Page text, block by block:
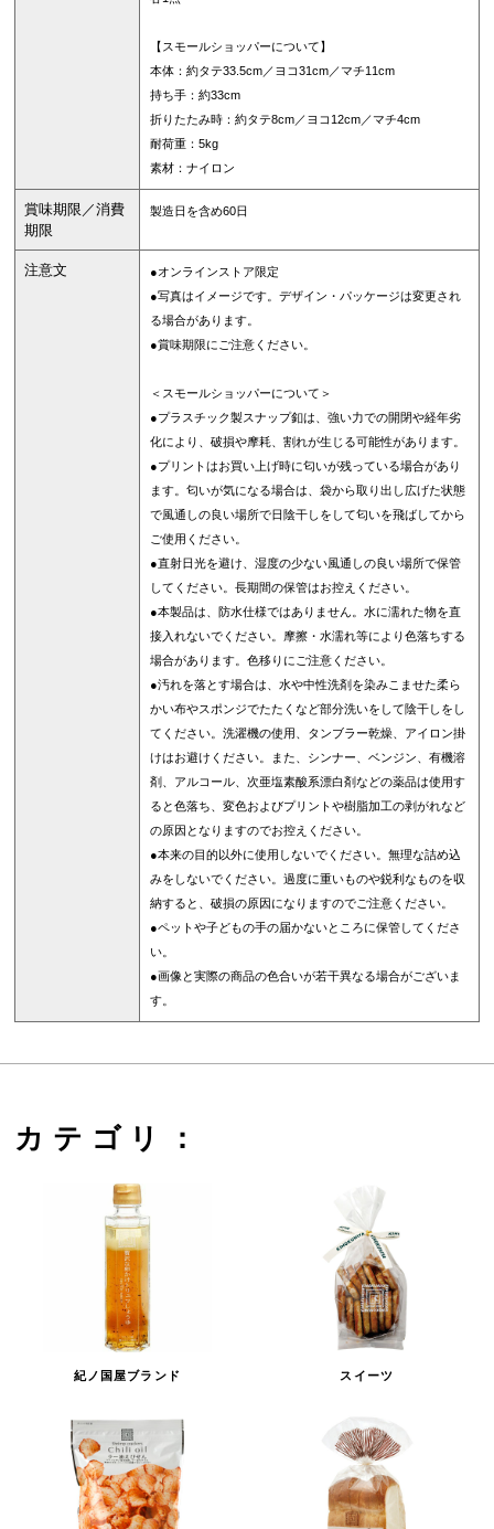
【スモールショッパーについて】
本体：約タテ33.5cm／ヨコ31cm／マチ11cm
持ち手：約33cm
折りたたみ時：約タテ8cm／ヨコ12cm／マチ4cm
耐荷重：5kg
素材：ナイロン
賞味期限／消費
期限
製造日を含め60日
注意文
●オンラインストア限定
●写真はイメージです。デザイン・パッケージは変更され
る場合があります。
●賞味期限にご注意ください。
＜スモールショッパーについて＞
●プラスチック製スナップ釦は、強い力での開閉や経年劣
化により、破損や摩耗、割れが生じる可能性があります。
●プリントはお買い上げ時に匂いが残っている場合があり
ます。匂いが気になる場合は、袋から取り出し広げた状態
で風通しの良い場所で日陰干しをして匂いを飛ばしてから
ご使用ください。
●直射日光を避け、湿度の少ない風通しの良い場所で保管
してください。長期間の保管はお控えください。
●本製品は、防水仕様ではありません。水に濡れた物を直
接入れないでください。摩擦・水濡れ等により色落ちする
場合があります。色移りにご注意ください。
●汚れを落とす場合は、水や中性洗剤を染みこませた柔ら
かい布やスポンジでたたくなど部分洗いをして陰干しをし
てください。洗濯機の使用、タンブラー乾燥、アイロン掛
けはお避けください。また、シンナー、ベンジン、有機溶
剤、アルコール、次亜塩素酸系漂白剤などの薬品は使用す
ると色落ち、変色およびプリントや樹脂加工の剥がれなど
の原因となりますのでお控えください。
●本来の目的以外に使用しないでください。無理な詰め込
みをしないでください。過度に重いものや鋭利なものを収
納すると、破損の原因になりますのでご注意ください。
●ペットや子どもの手の届かないところに保管してくださ
い。
●画像と実際の商品の色合いが若干異なる場合がございま
す。
カテゴリ：
紀ノ国屋ブランド スイーツ